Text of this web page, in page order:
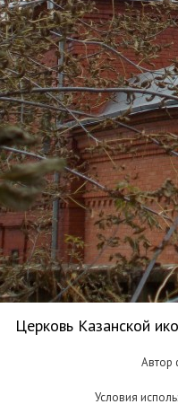
Церковь Казанской
Автор
Условия